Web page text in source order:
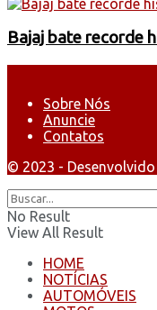
Bajaj bate recorde
Sobre Nós
Anuncie
Contatos
© 2023 -
No Result
View All Result
HOME
NOTÍCIAS
AUTOMÓVEIS